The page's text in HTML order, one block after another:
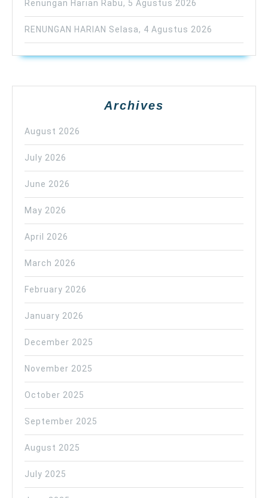
Renungan Harian Rabu, 5 Agustus 2026
RENUNGAN HARIAN Selasa, 4 Agustus 2026
Archives
August 2026
July 2026
June 2026
May 2026
April 2026
March 2026
February 2026
January 2026
December 2025
November 2025
October 2025
September 2025
August 2025
July 2025